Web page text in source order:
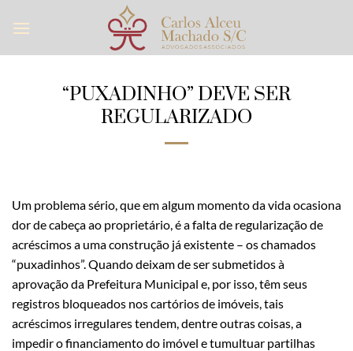
“PUXADINHO” DEVE SER
REGULARIZADO
Um problema sério, que em algum momento da vida ocasiona
dor de cabeça ao proprietário, é a falta de regularização de
acréscimos a uma construção já existente – os chamados
“puxadinhos”. Quando deixam de ser submetidos à
aprovação da Prefeitura Municipal e, por isso, têm seus
registros bloqueados nos cartórios de imóveis, tais
acréscimos irregulares tendem, dentre outras coisas, a
impedir o financiamento do imóvel e tumultuar partilhas